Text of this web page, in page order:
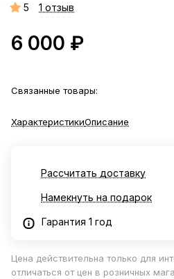
5 1 отзыв
6 000 ₽
Связанные товары:
ХарактеристикиОписание
Рассчитать доставку
Намекнуть на подарок
Гарантия 1 год
Цена действительна только для
отличаться от цен в розничных